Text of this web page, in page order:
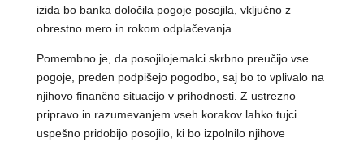
izida bo banka določila pogoje posojila, vključno z
obrestno mero in rokom odplačevanja.
Pomembno je, da posojilojemalci skrbno preučijo vse
pogoje, preden podpišejo pogodbo, saj bo to vplivalo na
njihovo finančno situacijo v prihodnosti. Z ustrezno
pripravo in razumevanjem vseh korakov lahko tujci
uspešno pridobijo posojilo, ki bo izpolnilo njihove